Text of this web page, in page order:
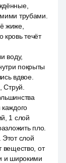
трубами.
жиже,
кровь течёт
воду,
покрыты
вдвое.
Струй.
1 слой
пло.
слой
вещество, от
и широкими